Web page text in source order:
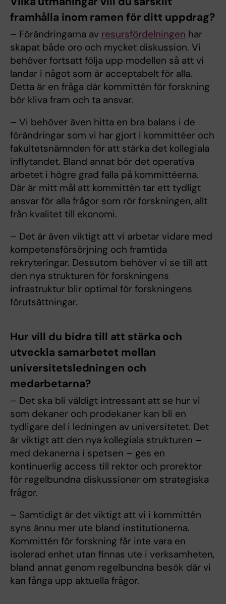
framhålla inom ramen för ditt uppdrag?
– Förändringarna av resursfördelningen har
skapat både oro och mycket diskussion. Vi
behöver fortsatt följa upp modellen så att vi
landar i något som är acceptabelt för alla.
Detta är en fråga där kommittén för forskning
bör kliva fram och ta ansvar.
– Vi behöver även hitta en bra balans i de
förändringar som vi har gjort i kommittéer och
fakultetsnämnden för att stärka det kollegiala
inflytandet. Bland annat bör det operativa
arbetet i högre grad falla på kommittéerna.
Där är mitt mål att kommittén tar ett tydligt
ansvar för alla frågor som rör forskningen, allt
från kvalitet till ekonomi.
– Det är även viktigt att vi arbetar vidare med
kompetensförsörjning och framtida
rekryteringar. Dessutom behöver vi se till att
den nya strukturen för forskningens
infrastruktur blir optimal för forskningens
förutsättningar.
Hur vill du bidra till att stärka och
utveckla samarbetet mellan
universitetsledningen och
medarbetarna?
– Det ska bli väldigt intressant att se hur vi
som dekaner och prodekaner kan bli en
tydligare del i ledningen av universitetet. Det
är viktigt att den nya kollegiala strukturen –
med dekanerna i spetsen – ges en
kontinuerlig access till rektor och prorektor
för regelbundna diskussioner om strategiska
frågor.
– Samtidigt är det viktigt att vi i kommittén
syns ännu mer ute bland institutionerna.
Kommittén för forskning får inte vara en
isolerad enhet utan finnas ute i verksamheten,
bland annat genom regelbundna besök där vi
kan fånga upp aktuella frågor.